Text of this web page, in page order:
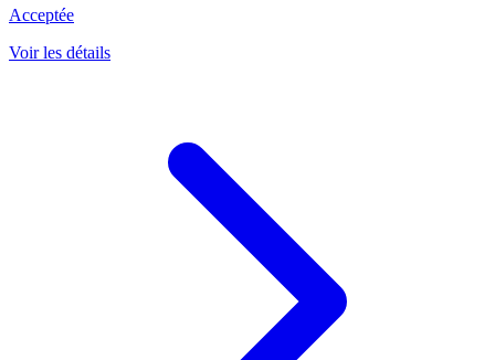
Acceptée
Voir les détails